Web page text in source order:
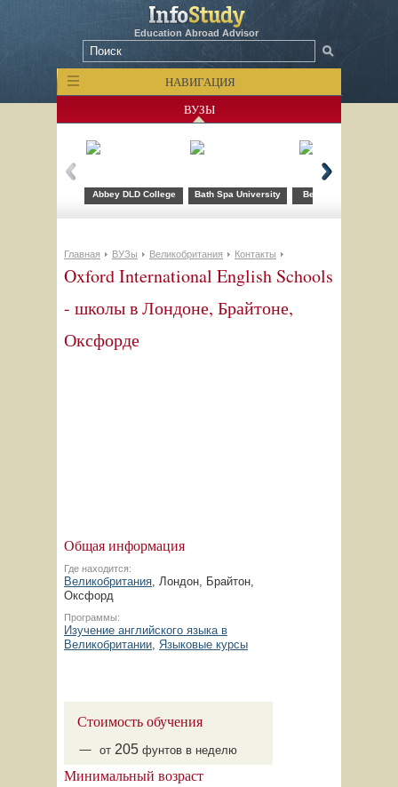
Education Abroad Advisor
НАВИГАЦИЯ
ВУЗЫ
Abbey DLD College Bath Spa University Bellerbys College
Главная ВУЗы Великобритания Контакты
Oxford International English Schools
- школы в Лондоне, Брайтоне,
Оксфорде
Общая информация
Где находится:
Великобритания, Лондон, Брайтон,
Оксфорд
Программы:
Изучение английского языка в
Великобритании, Языковые курсы
Стоимость обучения
от 205 фунтов в неделю
Минимальный возраст